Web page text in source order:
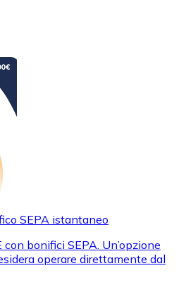
SEPA istantaneo
bonifici SEPA. Un’opzione
operare direttamente dal